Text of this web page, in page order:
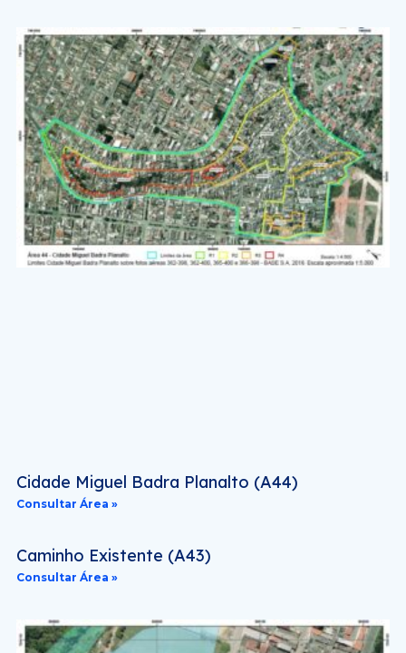
Cidade Miguel Badra Planalto (A44)
Consultar Área »
Caminho Existente (A43)
Consultar Área »